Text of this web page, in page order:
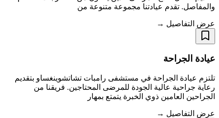
والمفاصل. تقدم عيادتنا مجموعة متنوعة من
عرض التفاصيل →
عيادة الجراحة
تلتزم عيادة الجراحة في مستشفى رامبات تشاتشوينغساو بتقديم
رعاية جراحية عالية الجودة للمرضى المحتاجين. فريقنا من
الجراحين العامين ذوي الخبرة يتمتع بمهار
عرض التفاصيل →